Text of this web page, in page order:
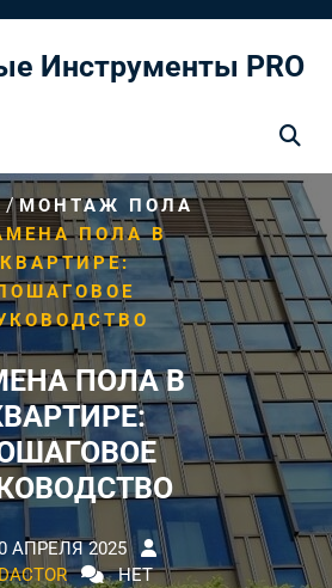
Инструменты PRO
/МОНТАЖ ПОЛА
ПОЛА В
КВАРТИРЕ:
ПОЛА В
АПРЕЛЯ 2025
НЕТ